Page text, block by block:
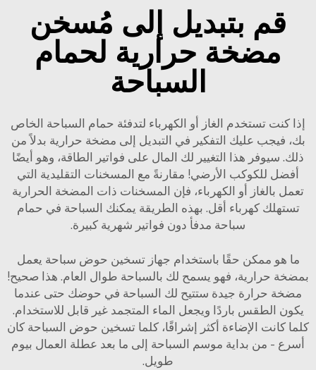
قم بتبديل إلى مُسخن
مضخة حرارية لحمام
السباحة
إذا كنت تستخدم الغاز أو الكهرباء لتدفئة حمام السباحة الخاص
بك، فيجب عليك التفكير في التبديل إلى مضخة حرارية بدلاً من
ذلك. سيوفر هذا التغيير لك المال على فواتير الطاقة، وهو أيضًا
أفضل للكوكب الأرضي! مقارنةً مع المسخنات التقليدية التي
تعمل بالغاز أو الكهرباء، فإن المسخنات ذات المضخة الحرارية
تستهلك كهرباء أقل. بهذه الطريقة يمكنك السباحة في حمام
سباحة مدفأ دون فواتير شهرية كبيرة.
ما هو ممكن حقًا باستخدام جهاز تسخين حوض سباحة يعمل
بمضخة حرارية، فهو يسمح لك بالسباحة طوال العام. هذا صحيح!
مضخة حرارة جيدة ستتيح لك السباحة في حوضك حتى عندما
يكون الطقس باردًا ويجعل الماء المتجمد غير قابل للاستخدام.
كلما كانت الإضاءة أكثر إشراقًا، كلما تسخين حوض السباحة كان
أسرع - من بداية موسم السباحة إلى ما بعد عطلة العمال بيوم
طويل.